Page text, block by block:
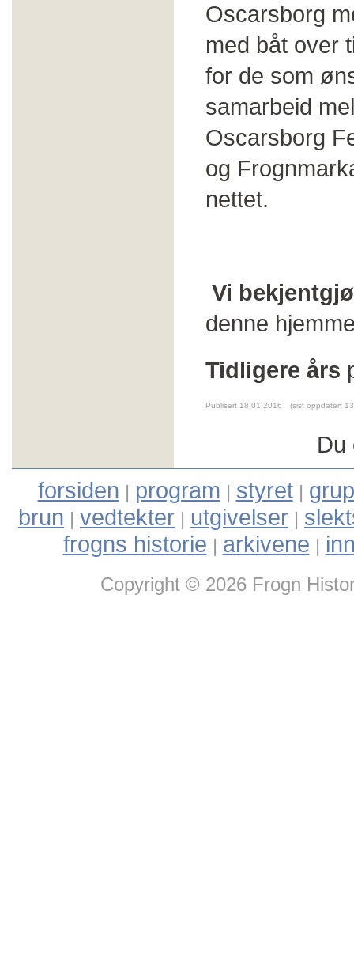
Oscarsborg
med båt over
for de som
samarbeid
Oscarsborg
og
nettet.
Vi
denne
Tidligere års
Publisert 18.01.2016 (sist oppdatert
forsiden | program | styret|
brun | vedtekter | utgivelser |
frogns historie | arkivene |
Copyright © 2026 Frogn